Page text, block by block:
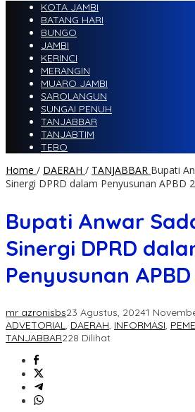
KOTA JAMBI
BATANG HARI
BUNGO
JAMBI
KERINCI
MERANGIN
MUARO JAMBI
SAROLANGUN
SUNGAI PENUH
TANJABBAR
TANJABTIM
TEBO
Home / DAERAH / TANJABBAR Bupati
Sinergi DPRD dalam Penyusunan APBD
Bupati Anwar
Sinergi DPRD
Penyusunan
mr azronisbs23 Agustus, 20241
ADVETORIAL, DAERAH, INFORMASI,
TANJABBAR228 Dilihat